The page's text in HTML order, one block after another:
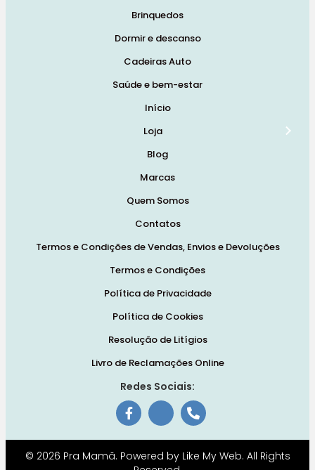
Brinquedos
Dormir e descanso
Cadeiras Auto
Saúde e bem-estar
Início
Loja
Blog
Marcas
Quem Somos
Contatos
Termos e Condições de Vendas, Envios e Devoluções
Termos e Condições
Política de Privacidade
Política de Cookies
Resolução de Litígios
Livro de Reclamações Online
Redes Sociais:
© 2026 Pra Mamã. Powered by Like My Web. All Rights